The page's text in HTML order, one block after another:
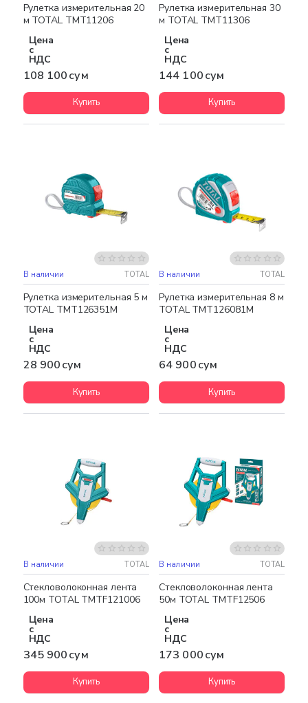
Рулетка измерительная 20
м TOTAL TMT11206
Цена
с
НДС
108 100 сум
Купить
Рулетка измерительная 30
м TOTAL TMT11306
Цена
с
НДС
144 100 сум
Купить
В наличии TOTAL
Рулетка измерительная 5 м
TOTAL TMT126351M
Цена
с
НДС
28 900 сум
Купить
В наличии TOTAL
Рулетка измерительная 8 м
TOTAL TMT126081M
Цена
с
НДС
64 900 сум
Купить
В наличии TOTAL
Стекловолоконная лента
100м TOTAL TMTF121006
Цена
с
НДС
345 900 сум
Купить
В наличии TOTAL
Стекловолоконная лента
50м TOTAL TMTF12506
Цена
с
НДС
173 000 сум
Купить